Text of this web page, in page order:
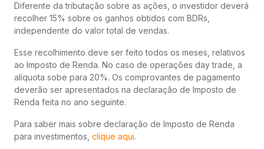
Diferente da tributação sobre as ações, o investidor deverá
recolher 15% sobre os ganhos obtidos com BDRs,
independente do valor total de vendas.
Esse recolhimento deve ser feito todos os meses, relativos
ao Imposto de Renda. No caso de operações day trade, a
alíquota sobe para 20%. Os comprovantes de pagamento
deverão ser apresentados na declaração de Imposto de
Renda feita no ano seguinte.
Para saber mais sobre declaração de Imposto de Renda
para investimentos, clique aqui.